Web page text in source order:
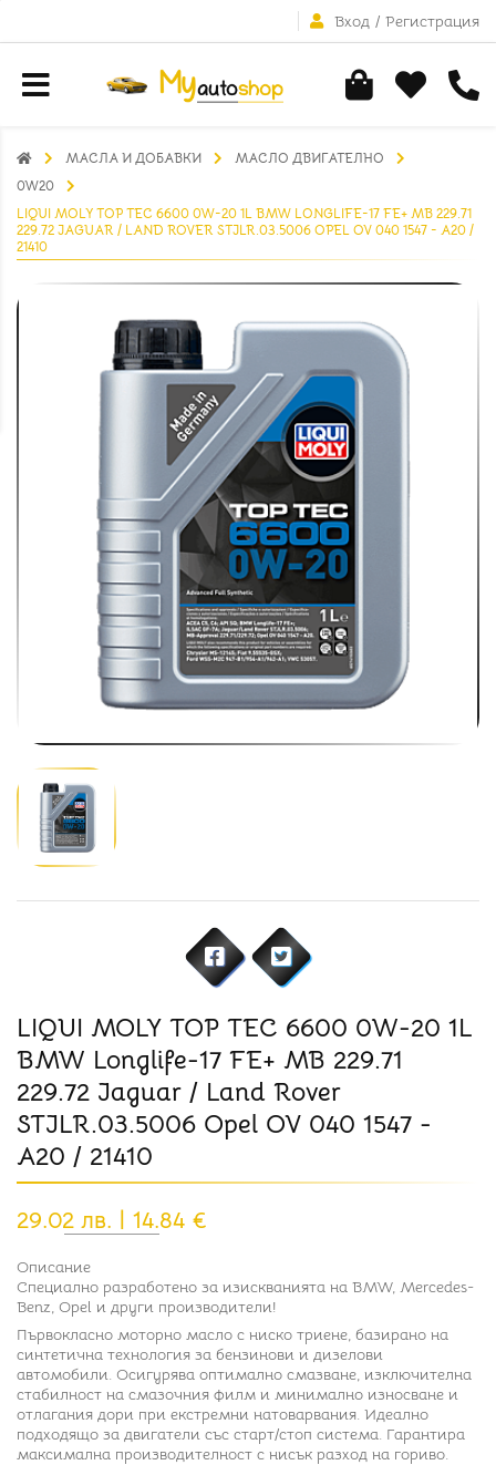
Вход / Регистрация
МАСЛА И ДОБАВКИ
МАСЛО ДВИГАТЕЛНО
0W20
LIQUI MOLY TOP TEC 6600 0W-20 1L BMW LONGLIFE-17 FE+ MB 229.71
229.72 JAGUAR / LAND ROVER STJLR.03.5006 OPEL OV 040 1547 - A20 /
21410
LIQUI MOLY TOP TEC 6600 0W-20 1L
BMW Longlife-17 FE+ MB 229.71
229.72 Jaguar / Land Rover
STJLR.03.5006 Opel OV 040 1547 -
A20 / 21410
29.02 лв. | 14.84 €
Описание
Специално разработено за изискванията на BMW, Mercedes-
Benz, Opel и други производители!
Първокласно моторно масло с ниско триене, базирано на
синтетична технология за бензинови и дизелови
автомобили. Осигурява оптимално смазване, изключителна
стабилност на смазочния филм и минимално износване и
отлагания дори при екстремни натоварвания. Идеално
подходящo за двигатели със старт/стоп система. Гарантира
максимална производителност с нисък разход на гориво.